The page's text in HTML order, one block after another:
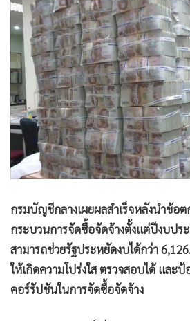
• Cyber BIZ
• ผู้จัดกวน
• Good health & Well-being
•
Green Innovation & SD
• Management & HR
• MGR Live
Infographic
• การเมือง
• กีฬา
• ต่างประเทศ
• Special Scoop
• เศรษฐกิจ-ธุรกิจ
• จีน
กรมบัญชีกลางเผยผลสำเร็จหลังนำข้อ
กระบวนการจัดซื้อจัดจ้างตั้งแต่ปีงบปร
สามารถช่วยรัฐประหยัดงบได้กว่า
ให้เกิดความโปร่งใส ตรวจสอบได้ และ
คอร์รัปชันในการจัดซื้อจัดจ้าง